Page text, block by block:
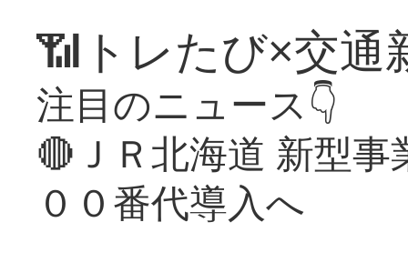
📶トレたび×交通
注目のニュース👇
🔴ＪＲ北海道 新型
００番代導入へ